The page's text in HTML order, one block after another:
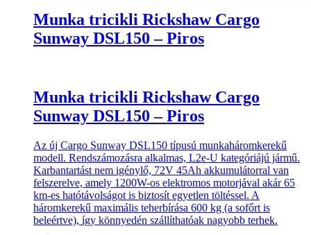
Munka tricikli Rickshaw Cargo
Sunway DSL150 – Piros
Munka tricikli Rickshaw Cargo
Sunway DSL150 – Piros
Az új Cargo Sunway DSL150 típusú munkaháromkerekű
modell. Rendszámozásra alkalmas, L2e-U kategóriájú jármű.
Karbantartást nem igénylő, 72V 45Ah akkumulátorral van
felszerelve, amely 1200W-os elektromos motorjával akár 65
km-es hatótávolságot is biztosít egyetlen töltéssel. A
háromkerekű maximális teherbírása 600 kg (a sofőrt is
beleértve), így könnyedén szállíthatóak nagyobb terhek.